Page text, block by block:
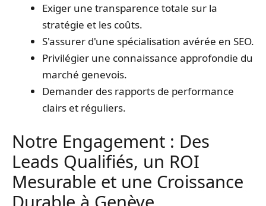
Exiger une transparence totale sur la
stratégie et les coûts.
S'assurer d'une spécialisation avérée en SEO.
Privilégier une connaissance approfondie du
marché genevois.
Demander des rapports de performance
clairs et réguliers.
Notre Engagement : Des
Leads Qualifiés, un ROI
Mesurable et une Croissance